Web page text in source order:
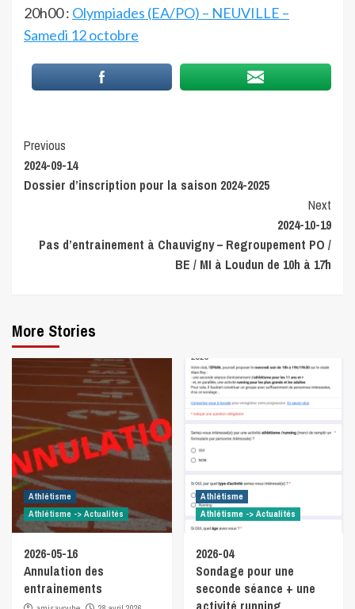
20h00 : Olympiades (EA/PO) – NEUVILLE –
Samedi 12 octobre
Continue
Reading
Previous
2024-09-14
Dossier d’inscription pour la saison 2024-2025
Next
2024-10-19
Pas d’entrainement à Chauvigny – Regroupement PO /
BE / MI à Loudun de 10h à 17h
More Stories
Athlétisme
Athlétisme -> Actualités
2026-05-16
Annulation des
entrainements
Athlétisme
Athlétisme -> Actualités
2026-04
Sondage pour une
seconde séance + une